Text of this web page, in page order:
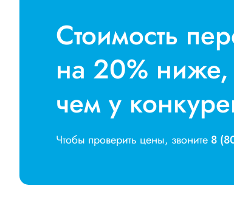
Стоимость
на 20% ниже,
чем у
Чтобы проверить цены, звоните 8